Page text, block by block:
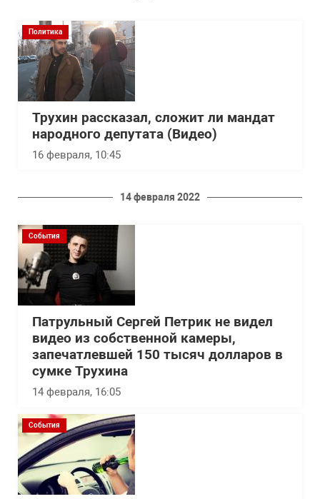
Политика
Трухин рассказал, сложит ли мандат
народного депутата (Видео)
16 февраля, 10:45
14 февраля 2022
События
Патрульный Сергей Петрик не видел
видео из собственной камеры,
запечатлевшей 150 тысяч долларов в
сумке Трухина
14 февраля, 16:05
События